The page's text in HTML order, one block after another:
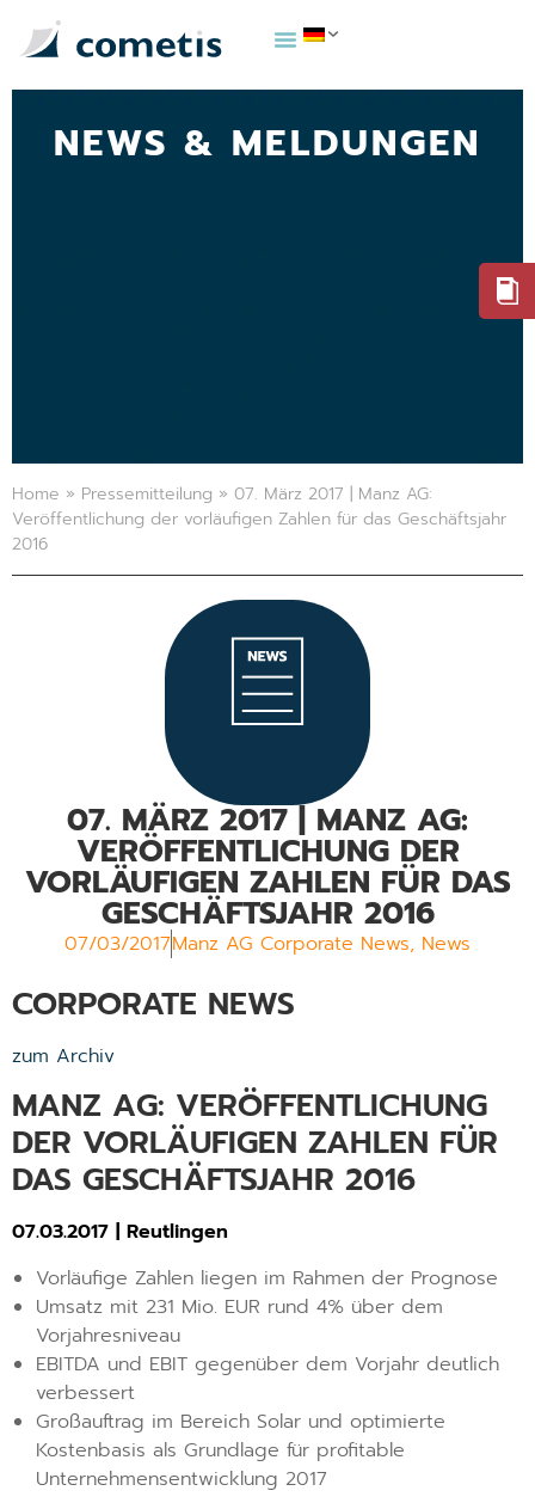
NEWS & MELDUNGEN
Home » Pressemitteilung » 07. März 2017 | Manz AG:
Veröffentlichung der vorläufigen Zahlen für das Geschäftsjahr
2016
07. MÄRZ 2017 | MANZ AG:
VERÖFFENTLICHUNG DER
VORLÄUFIGEN ZAHLEN FÜR DAS
GESCHÄFTSJAHR 2016
07/03/2017Manz AG Corporate News, News
CORPORATE NEWS
zum Archiv
MANZ AG: VERÖFFENTLICHUNG
DER VORLÄUFIGEN ZAHLEN FÜR
DAS GESCHÄFTSJAHR 2016
07.03.2017 | Reutlingen
Vorläufige Zahlen liegen im Rahmen der Prognose
Umsatz mit 231 Mio. EUR rund 4% über dem
Vorjahresniveau
EBITDA und EBIT gegenüber dem Vorjahr deutlich
verbessert
Großauftrag im Bereich Solar und optimierte
Kostenbasis als Grundlage für profitable
Unternehmensentwicklung 2017